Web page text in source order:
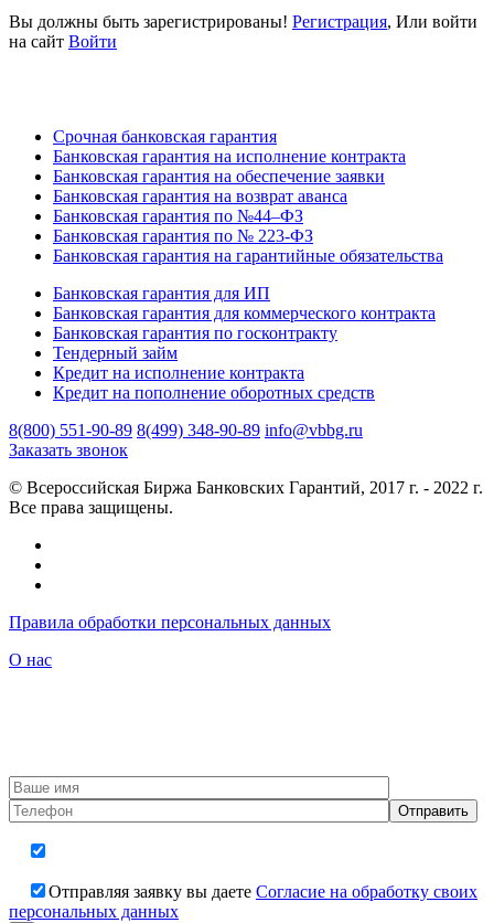
Вы должны быть зарегистрированы! Регистрация, Или войти
на сайт Войти
Срочная банковская гарантия
Банковская гарантия на исполнение контракта
Банковская гарантия на обеспечение заявки
Банковская гарантия на возврат аванса
Банковская гарантия по №44–ФЗ
Банковская гарантия по № 223-ФЗ
Банковская гарантия на гарантийные обязательства
Банковская гарантия для ИП
Банковская гарантия для коммерческого контракта
Банковская гарантия по госконтракту
Тендерный займ
Кредит на исполнение контракта
Кредит на пополнение оборотных средств
8(800) 551-90-89 8(499) 348-90-89 info@vbbg.ru
Заказать звонок
© Всероссийская Биржа Банковских Гарантий, 2017 г. - 2022 г.
Все права защищены.
Правила обработки персональных данных
О нас
Отправляя заявку вы даете Согласие на обработку своих
персональных данных